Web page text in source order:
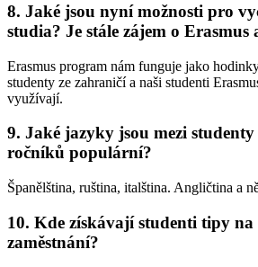
8. Jaké jsou nyní možnosti pro
studia? Je stále zájem o Erasmus
Erasmus program nám funguje jako
studenty ze zahraničí a naši studenti
využívají.
9. Jaké jazyky jsou mezi
ročníků populární?
Španělština, ruština, italština. Angličtina a
10. Kde získávají studenti tipy
zaměstnání?